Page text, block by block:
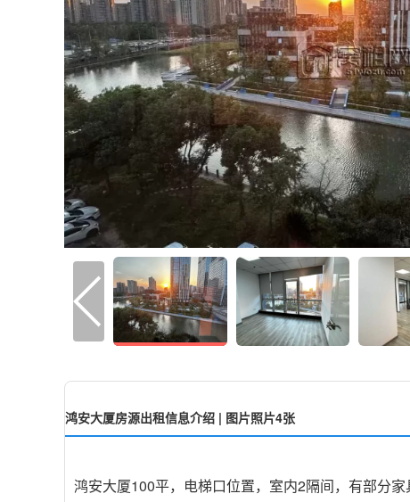
鸿安大厦房源出租信息介绍 | 图片照片4张
鸿安大厦100平，电梯口位置，室内2隔间，有部分